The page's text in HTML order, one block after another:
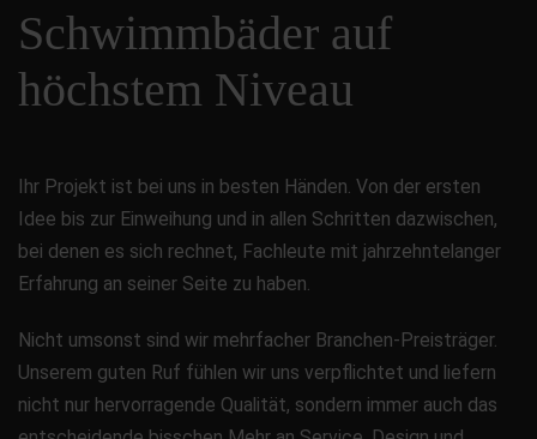
Schwimmbäder auf
höchstem Niveau
Ihr Projekt ist bei uns in besten Händen. Von der ersten
Idee bis zur Einweihung und in allen Schritten dazwischen,
bei denen es sich rechnet, Fachleute mit jahrzehntelanger
Erfahrung an seiner Seite zu haben.
Nicht umsonst sind wir mehrfacher Branchen-Preisträger.
Unserem guten Ruf fühlen wir uns verpflichtet und liefern
nicht nur hervorragende Qualität, sondern immer auch das